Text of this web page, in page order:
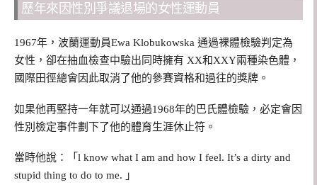
歷年來因性別爭議退場的女性運動員
1967年，波蘭運動員Ewa Klobukowska 通過裸體檢驗判定為
女性，卻在抽血檢查中驗出同時擁有 XX和XXY兩種染色體，
國際田徑總會因此取消了他的參賽資格和過往的獎牌。
如果他再堅持一年就可以通過1968年的巴氏體檢驗，必定會因
性別檢定事件劃下了他的體育生涯休止符。
當時他說：「l know what I am and how I feel. It’s a dirty and
stupid thing to do to me. 」